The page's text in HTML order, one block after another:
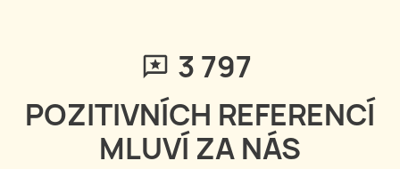
3 797
POZITIVNÍCH REFERENCÍ
MLUVÍ ZA NÁS